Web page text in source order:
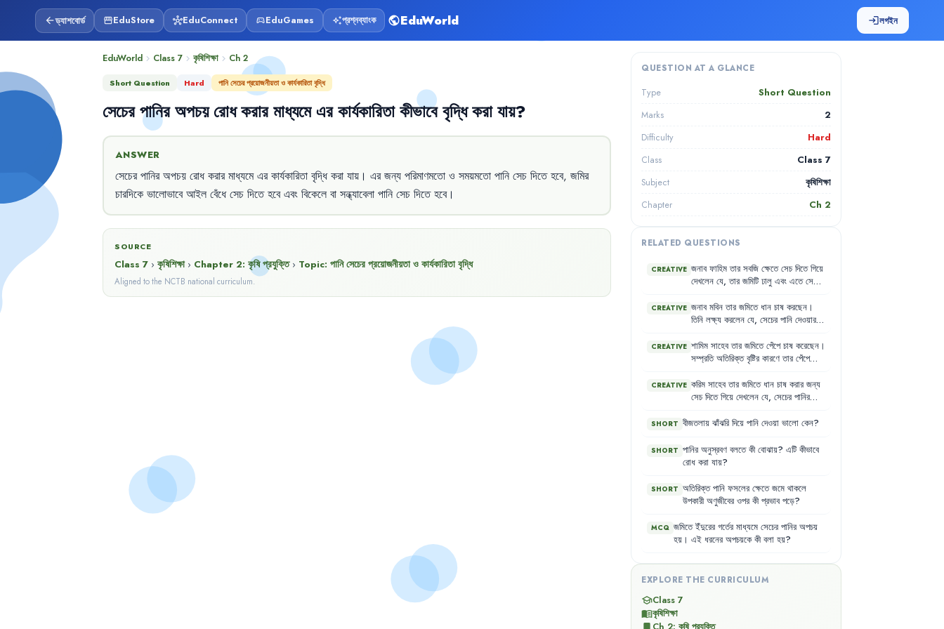
arrow_backড্যাশবোর্ড storefrontEduStore hubEduConnect sports_esportsEduGames auto_awesomeপ্রশ্নব্যাংক publicEduWorld loginলগইন
EduWorld chevron_right Class 7 chevron_right কৃষিশিক্ষা chevron_right Ch 2
Short Question Hard পানি সেচের প্রয়োজনীয়তা ও কার্যকারিতা বৃদ্ধি
সেচের পানির অপচয় রোধ করার মাধ্যমে এর কার্যকারিতা কীভাবে বৃদ্ধি করা যায়?
ANSWER
সেচের পানির অপচয় রোধ করার মাধ্যমে এর কার্যকারিতা বৃদ্ধি করা যায়। এর জন্য পরিমাণমতো ও সময়মতো পানি সেচ দিতে হবে, জমির
চারদিকে ভালোভাবে আইল বেঁধে সেচ দিতে হবে এবং বিকেলে বা সন্ধ্যাবেলা পানি সেচ দিতে হবে।
SOURCE
Class 7 › কৃষিশিক্ষা › Chapter 2: কৃষি প্রযুক্তি › Topic: পানি সেচের প্রয়োজনীয়তা ও কার্যকারিতা বৃদ্ধি
Aligned to the NCTB national curriculum.
QUESTION AT A GLANCE
Type Short Question
Marks 2
Difficulty Hard
Class Class 7
Subject কৃষিশিক্ষা
Chapter Ch 2
RELATED QUESTIONS
CREATIVE জনাব ফাহিম তার সবজি ক্ষেতে সেচ দিতে গিয়ে
দেখলেন যে, তার জমিটি ঢালু এবং এতে সেচের
একটি সেচ পদ্ধতি খুঁজছেন যা ঢালু জমিতে
নিয়ন্ত্রণ করতে এবং পানির অপচয় কমাতে
CREATIVE জনাব মবিন তার জমিতে ধান চাষ করছেন ।
তিনি লক্ষ্য করলেন যে, সেচের পানি দেওয়ার
জমিতেও চুইয়ে যাচ্ছে। এতে তার ফসলের
উৎপাদন ব্যাহত হচ্ছে এবং পানির অপচয়
CREATIVE শামিম সাহেব তার জমিতে পেঁপে চাষ করেছেন ।
সম্প্রতি অতিরিক্ত বৃষ্টির কারণে তার পেঁপে
অতিরিক্ত পানি পেঁপে গাছের জন্য ক্ষতিকর
এবং গাছের বৃদ্ধি ব্যাহত হতে পারে। তিনি
খুঁজছেন।
CREATIVE করিম সাহেব তার জমিতে ধান চাষ করার জন্য
সেচ দিতে গিয়ে দেখলেন যে, সেচের পানির
দিকে চলে যাচ্ছে এবং কিছু অংশ পাশের জমিতে
যাচ্ছে এবং পানির অপচয় হচ্ছে। তিনি এই
সমস্যা সমাধানের
SHORT বীজতলায় ঝাঁঝরি দিয়ে পানি দেওয়া ভালো কেন?
SHORT পানির অনুস্রবণ বলতে কী বোঝায়? এটি কীভাবে
রোধ করা যায়?
SHORT অতিরিক্ত পানি ফসলের ক্ষেতে জমে থাকলে
উপকারী অণুজীবের ওপর কী প্রভাব পড়ে?
MCQ জমিতে ইঁদুরের গর্তের মাধ্যমে সেচের পানির অপচয়
হয় । এই ধরনের অপচয়কে কী বলা হয়?
EXPLORE THE CURRICULUM
schoolClass 7
menu_bookকৃষিশিক্ষা
bookmark